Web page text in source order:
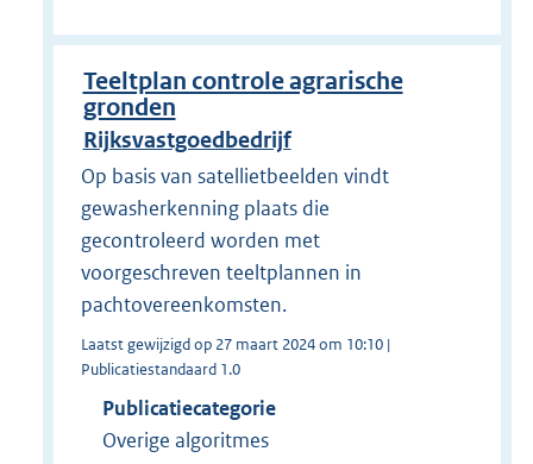
Teeltplan controle agrarische
gronden
Rijksvastgoedbedrijf
Op basis van satellietbeelden vindt
gewasherkenning plaats die
gecontroleerd worden met
voorgeschreven teeltplannen in
pachtovereenkomsten.
Laatst gewijzigd op 27 maart 2024 om 10:10 |
Publicatiestandaard 1.0
Publicatiecategorie
Overige algoritmes